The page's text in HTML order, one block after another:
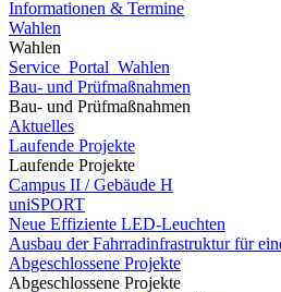
Informationen & Termine
Wahlen
Wahlen
Service_Portal_Wahlen
Bau- und Prüfmaßnahmen
Bau- und Prüfmaßnahmen
Aktuelles
Laufende Projekte
Laufende Projekte
Campus II / Gebäude H
uniSPORT
Neue Effiziente LED-Leuchten
Ausbau der Fahrradinfrastruktur für
Abgeschlossene Projekte
Abgeschlossene Projekte